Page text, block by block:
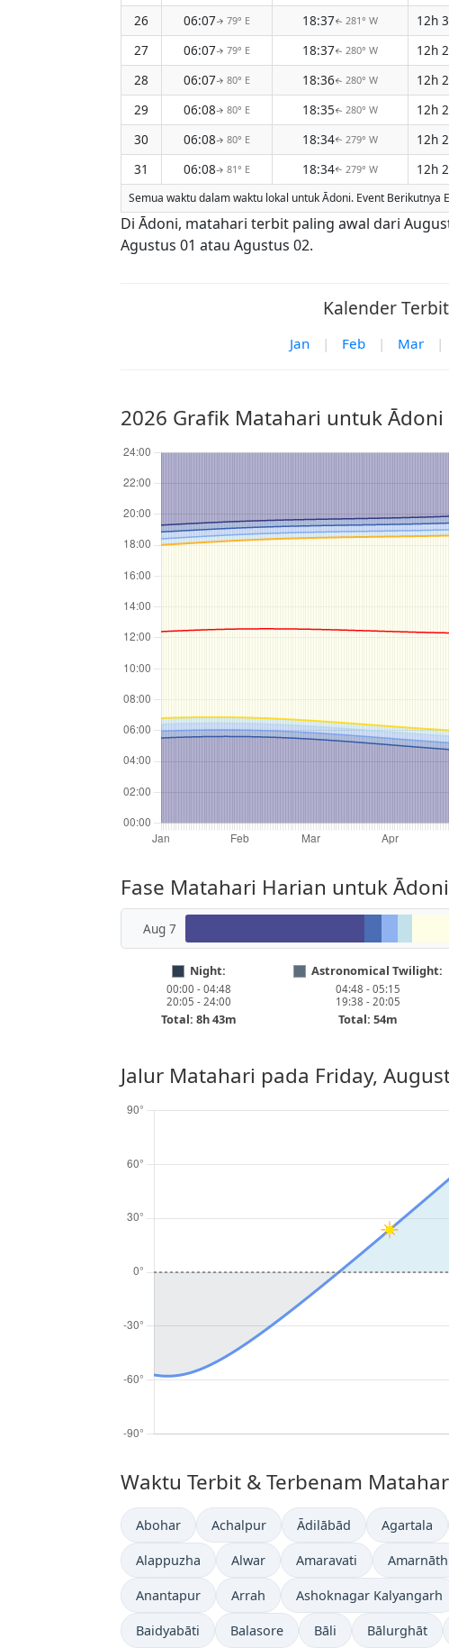
26
06:07↑ 79° E 18:37↑ 281° W 12h
27
06:07↑ 79° E 18:37↑ 280° W 12h
28
06:07↑ 80° E 18:36↑ 280° W 12h
29
06:08↑ 80° E 18:35↑ 280° W 12h
30
06:08↑ 80° E 18:34↑ 279° W 12h
31
06:08↑ 81° E 18:34↑ 279° W 12h
Semua waktu dalam waktu lokal untuk Ādoni. Event Berikutnya
Di Ādoni, matahari terbit paling awal dari
Agustus 01 atau Agustus 02.
Kalender
Jan | Feb | Mar |
2026 Grafik Matahari untuk Ādoni
Fase Matahari Harian untuk Ādoni
Aug 7
Night:
00:00 - 04:48
20:05 - 24:00
Total: 8h 43m
Astronomical Twilight:
04:48 - 05:15
19:38 - 20:05
Total: 54m
Jalur Matahari pada Friday,
Waktu Terbit & Terbenam
Abohar Achalpur Ādilābād Agartala
Alappuzha Alwar Amaravati Amarnāth
Anantapur Arrah Ashoknagar Kalyangarh
Baidyabāti Balasore Bāli Bālurghāt